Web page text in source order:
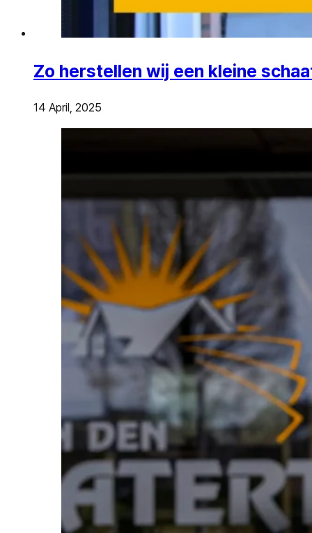
Zo herstellen wij een kleine
14 April, 2025